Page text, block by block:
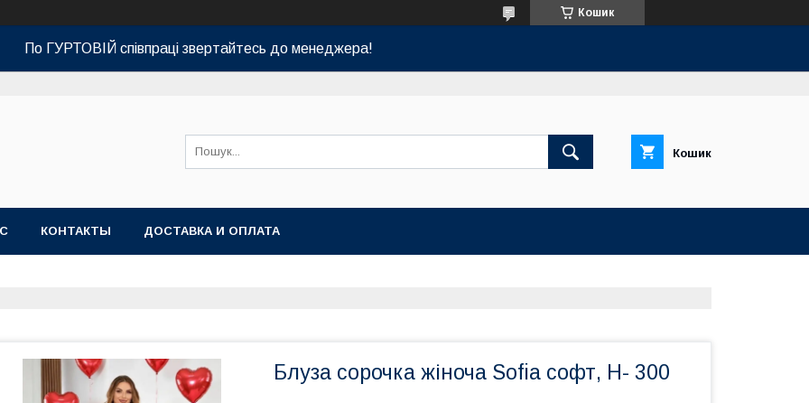
Кошик
По ГУРТОВІЙ співпраці звертайтесь до менеджера!
Кошик
КОНТАКТЫ ДОСТАВКА И ОПЛАТА
Блуза сорочка жіноча Sofia софт, Н- 300